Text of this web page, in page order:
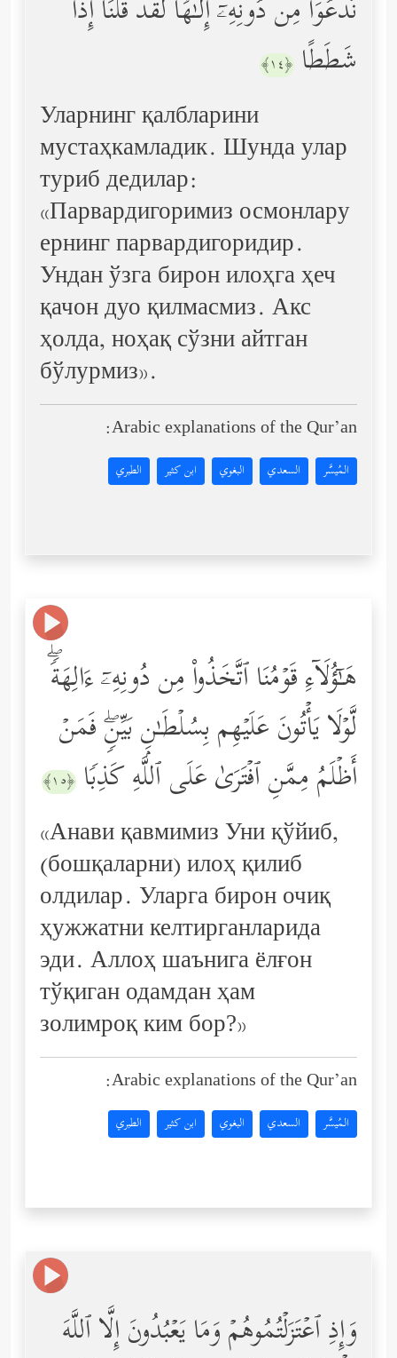
نَّدۡعُوَاْ مِن دُونِهِۦۤ إِلَـٰهࣰاۖ لَّقَدۡ قُلۡنَاۤ إِذࣰا
شَطَطًا ﴿١٤﴾
Уларнинг қалбларини
мустаҳкамладик. Шунда улар
туриб дедилар:
«Парвардигоримиз осмонлару
ернинг парвардигоридир.
Ундан ўзга бирон илоҳга ҳеч
қачон дуо қилмасмиз. Акс
ҳолда, ноҳақ сўзни айтган
бўлурмиз».
Arabic explanations of the Qur’an:
المُيسَّر السعدي البغوي ابن كثير الطبري
هَـٰۤؤُلَاۤءِ قَوۡمُنَا ٱتَّخَذُواْ مِن دُونِهِۦۤ ءَالِهَةࣰۖ
لَّوۡلَا یَأۡتُونَ عَلَیۡهِم بِسُلۡطَـٰنِۭ بَیِّنࣲۖ فَمَنۡ
أَظۡلَمُ مِمَّنِ ٱفۡتَرَىٰ عَلَى ٱللَّهِ كَذِبࣰا ﴿١٥﴾
«Анави қавмимиз Уни қўйиб,
(бошқаларни) илоҳ қилиб
олдилар. Уларга бирон очиқ
ҳужжатни келтирганларида
эди. Аллоҳ шаънига ёлғон
тўқиган одамдан ҳам
золимроқ ким бор?»
Arabic explanations of the Qur’an:
المُيسَّر السعدي البغوي ابن كثير الطبري
وَإِذِ ٱعۡتَزَلۡتُمُوهُمۡ وَمَا یَعۡبُدُونَ إِلَّا ٱللَّهَ